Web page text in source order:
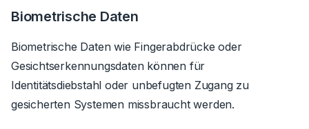
Biometrische Daten
Biometrische Daten wie Fingerabdrücke oder
Gesichtserkennungsdaten können für
Identitätsdiebstahl oder unbefugten Zugang zu
gesicherten Systemen missbraucht werden.